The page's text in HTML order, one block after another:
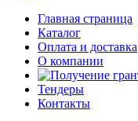
Главная страница
Каталог
Оплата и доставка
О компании
Тендеры
Контакты